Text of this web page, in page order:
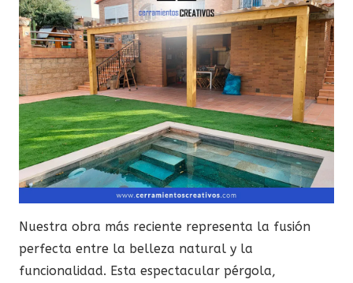
Nuestra obra más reciente representa la fusión
perfecta entre la belleza natural y la
funcionalidad. Esta espectacular pérgola,